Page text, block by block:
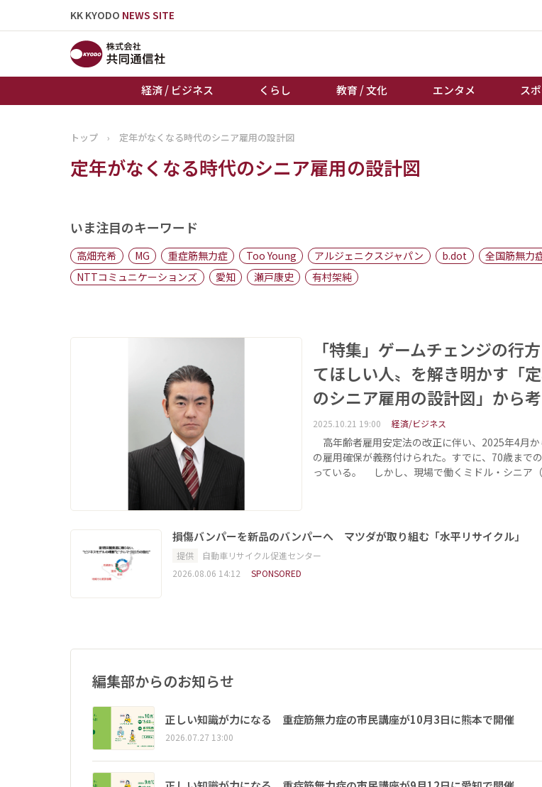
KK KYODO NEWS SITE
経済 / ビジネス くらし 教育 / 文化 エンタメ ス
トップページ
お知らせ
くらし
地域
キーパーソン
棋
トップ › 定年がなくなる時代のシニア雇用の設計図
定年がなくなる時代のシニア雇用の設計図
いま注目のキーワード
高畑充希 MG 重症筋無力症 Too Young アルジェニクスジャパン b.dot
全国筋無力
NTTコミュニケーションズ
愛知 瀬戸康史
有村架純
「特集」ゲームチェンジの行
てほしい人〟を解き明かす「
のシニア雇用の設計図」から考
2025.10.21 19:00 経済/ビジネス
高年齢者雇用安定法の改正に伴い、2025年4月
の雇用確保が義務付けられた。すでに、70歳まで
っている。 しかし、現場で働くミドル・シニア
損傷バンパーを新品のバンパーへ マツダが取り組む「水平リサイクル」
提供
自動車リサイクル促進センター
2026.08.06 14:12
SPONSORED
編集部からのお知らせ
正しい知識が力になる 重症筋無力症の市民講座が10月3日に熊本で開催
2026.07.27 13:00